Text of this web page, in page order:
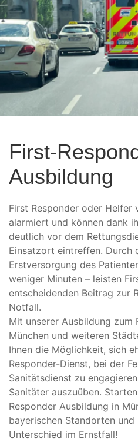
First-
Ausbildung
First Responder oder
alarmiert und können dank
deutlich vor dem
Einsatzort eintreffen. Durch
Erstversorgung des
weniger Minuten – leisten
entscheidenden Beitrag zur
Notfall.
Mit unserer Ausbildung zum
München und weiteren
Ihnen die Möglichkeit, sich
Responder-Dienst, bei der
Sanitätsdienst zu
Sanitäter auszuüben.
Responder Ausbildung in
bayerischen Standorten und
Unterschied im Ernstfall!